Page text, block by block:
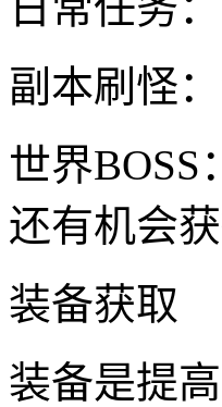
副本刷怪
世界
还有机会
装备获取
装备是提